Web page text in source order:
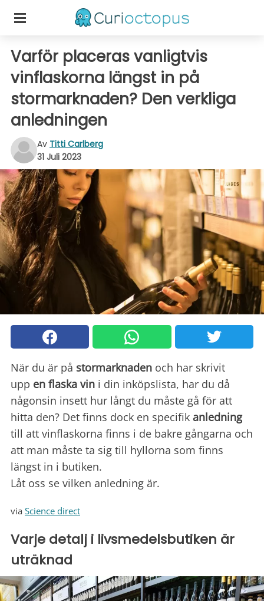
Varför placeras vanligtvis
vinflaskorna längst in på
stormarknaden? Den verkliga
anledningen
Av Titti Carlberg
31 Juli 2023
När du är på stormarknaden och har skrivit
upp en flaska vin i din inköpslista, har du då
någonsin insett hur långt du måste gå för att
hitta den? Det finns dock en specifik anledning
till att vinflaskorna finns i de bakre gångarna och
att man måste ta sig till hyllorna som finns
längst in i butiken.
Låt oss se vilken anledning är.
via Science direct
Varje detalj i livsmedelsbutiken är
uträknad